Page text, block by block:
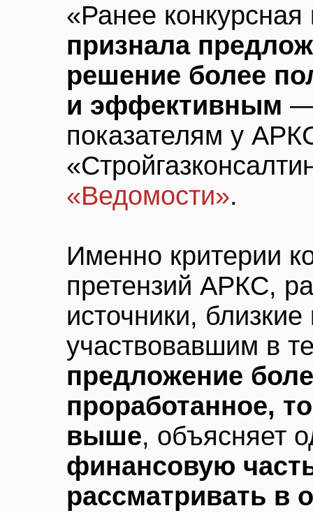
«Ранее
признала
решение более
и эффективным —
показателям у
«Ведомости».
Именно критерии
претензий АРКС,
источники,
участвовавшим в
предложение
проработанное,
выше, объясняет
финансовую
рассматривать в